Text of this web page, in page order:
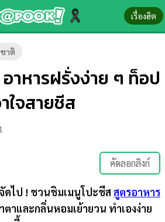
เรื่องฮิต
าติ
อาหารฝรั่งง่าย ๆ ท็อป
ใจสายชีส
คัดลอกลิงก์
ดไป ! ชวนชิมเมนูโปะชีสสูตรอาหาร
าและกลิ่นหอมเย้ายวน ทำเองง่าย